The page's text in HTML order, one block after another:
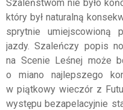
Szaleństwom nie było
który był naturalną
sprytnie umiejscowioną
jazdy. Szaleńczy popis
na Scenie Leśnej może
o miano najlepszego
w piątkowy wieczór z
występu bezapelacyjnie